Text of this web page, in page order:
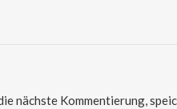
nächste Kommentierung,